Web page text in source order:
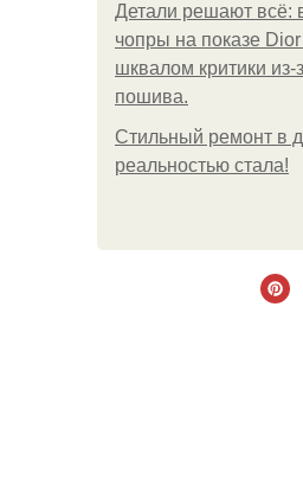
Детали решают всё:
чопры на показе
шквалом критики из-
пошива.
Стильный ремонт в
реальностью стала!